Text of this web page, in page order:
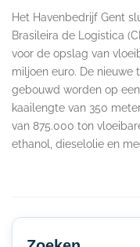
Het Havenbedrijf Gent
Brasileira de Logistica
voor de opslag van
miljoen euro. De nieuwe
gebouwd worden op
kaailengte van 350
van 875.000 ton
ethanol, dieselolie en
Secondary
Sidebar